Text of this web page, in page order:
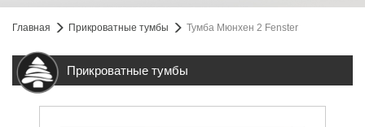
Главная Прикроватные тумбы Тумба Мюнхен 2 Fenster
Прикроватные тумбы